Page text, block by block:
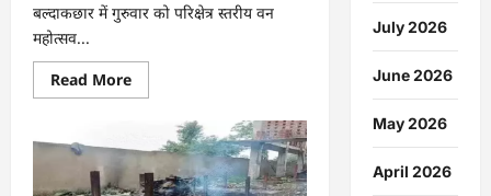
बल्दाकछार में गुरुवार को परिक्षेत्र स्तरीय वन
महोत्सव...
Read MoreRead
more
एक
पेड़
माँ
July 2026
June 2026
May 2026
April 2026